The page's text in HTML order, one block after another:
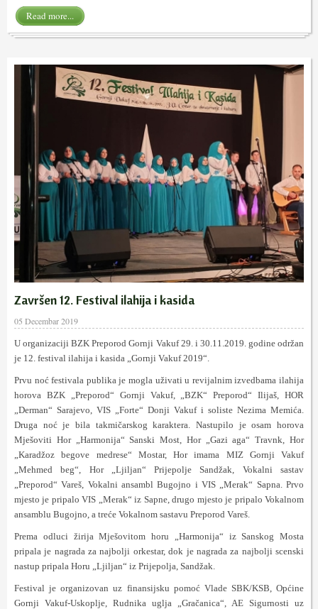
Read more...
Završen 12. Festival ilahija i kasida
05 Decembar 2019
U organizaciji BZK Preporod Gornji Vakuf 29. i 30.11.2019. godine održan
je 12. festival ilahija i kasida „Gornji Vakuf 2019“.
Prvu noć festivala publika je mogla uživati u revijalnim izvedbama ilahija
horova BZK „Preporod“ Gornji Vakuf, „BZK“ Preporod“ Ilijaš, HOR
„Derman“ Sarajevo, VIS „Forte“ Donji Vakuf i soliste Nezima Memića.
Druga noć je bila takmičarskog karaktera. Nastupilo je osam horova
Mješoviti Hor „Harmonija“ Sanski Most, Hor „Gazi aga“ Travnk, Hor
„Karadžoz begove medrese“ Mostar, Hor imama MIZ Gornji Vakuf
„Mehmed beg“, Hor „Ljiljan“ Prijepolje Sandžak, Vokalni sastav
„Preporod“ Vareš, Vokalni ansambl Bugojno i VIS „Merak“ Sapna. Prvo
mjesto je pripalo VIS „Merak“ iz Sapne, drugo mjesto je pripalo Vokalnom
ansamblu Bugojno, a treće Vokalnom sastavu Preporod Vareš.
Prema odluci žirija Mješovitom horu „Harmonija“ iz Sanskog Mosta
pripala je nagrada za najbolji orkestar, dok je nagrada za najbolji scenski
nastup pripala Horu „Ljiljan“ iz Prijepolja, Sandžak.
Festival je organizovan uz finansijsku pomoć Vlade SBK/KSB, Općine
Gornji Vakuf-Uskoplje, Rudnika uglja „Gračanica“, AE Sigurnosti uz